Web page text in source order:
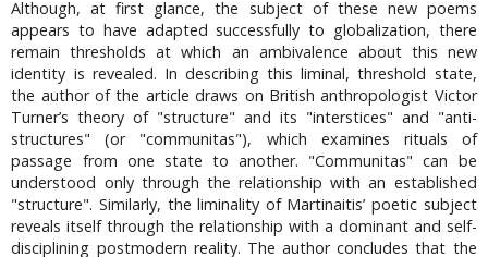
Although, at first glance, the subject of these new poems
appears to have adapted successfully to globalization, there
remain thresholds at which an ambivalence about this new
identity is revealed. In describing this liminal, threshold state,
the author of the article draws on British anthropologist Victor
Turner’s theory of "structure" and its "interstices" and "anti-
structures" (or "communitas"), which examines rituals of
passage from one state to another. "Communitas" can be
understood only through the relationship with an established
"structure". Similarly, the liminality of Martinaitis’ poetic subject
reveals itself through the relationship with a dominant and self-
disciplining postmodern reality. The author concludes that the